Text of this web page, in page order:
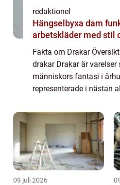
redaktionel
Hängselbyxa dam funktionella
arbetskläder med stil
Fakta om Drakar
drakar Drakar är
människors fantasi i
representerade i nästan
förknippats med styrka,
09 juli 2026